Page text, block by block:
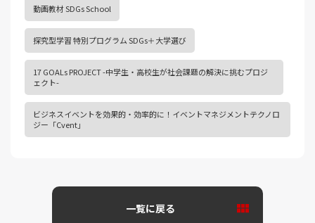
動画教材 SDGs School
探究型学習 特別プログラム SDGs＋大学選び
17 GOALs PROJECT -中学生・高校生が社会課題の解決に挑むプロジ
ェクト-
ビジネスイベントを効果的・効率的に！イベントマネジメントテクノロ
ジー「Cvent」
一覧に戻る